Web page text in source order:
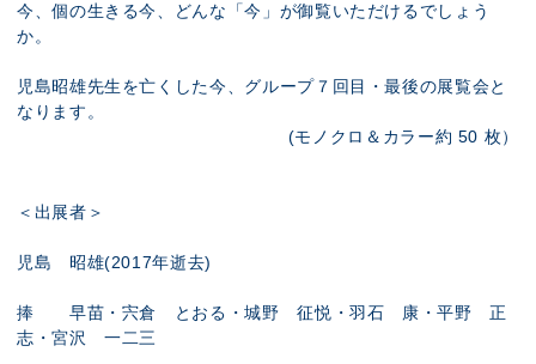
今、個の生きる今、どんな「今」が御覧いただけるでしょう
か。
児島昭雄先生を亡くした今、グループ７回目・最後の展覧会と
なります。
(モノクロ＆カラー約 50 枚）
＜出展者＞
児島 昭雄(2017年逝去)
捧 早苗・宍倉 とおる・城野 征悦・羽石 康・平野 正
志・宮沢 一二三